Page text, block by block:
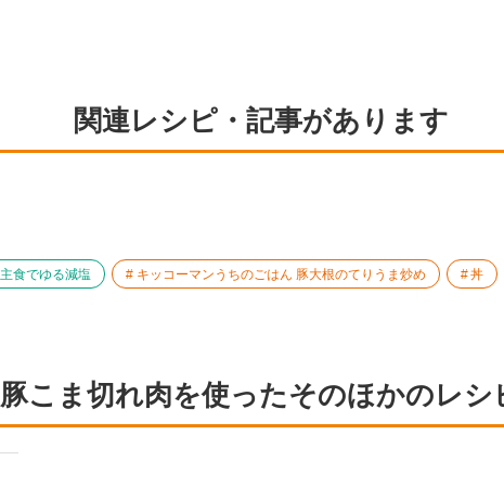
関連レシピ・記事があります
主食でゆる減塩 キッコーマンうちのごはん 豚大根のてりうま炒め 丼
豚こま切れ肉を使ったそのほかのレシ